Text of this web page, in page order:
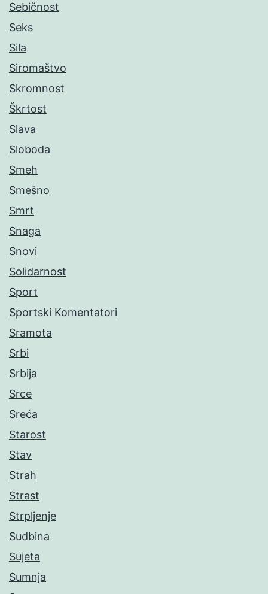
Sebičnost
Seks
Sila
Siromaštvo
Skromnost
Škrtost
Slava
Sloboda
Smeh
Smešno
Smrt
Snaga
Snovi
Solidarnost
Sport
Sportski Komentatori
Sramota
Srbi
Srbija
Srce
Sreća
Starost
Stav
Strah
Strast
Strpljenje
Sudbina
Sujeta
Sumnja